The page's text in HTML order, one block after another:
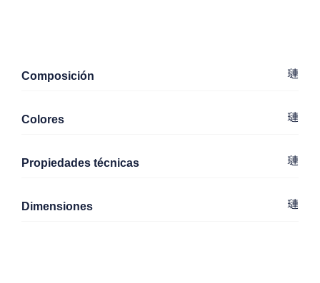
Composición
Colores
Propiedades técnicas
Dimensiones